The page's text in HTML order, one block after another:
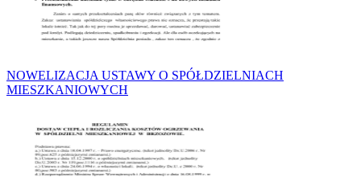
NOWELIZACJA USTAWY O SPÓŁDZIELNIACH
MIESZKANIOWYCH